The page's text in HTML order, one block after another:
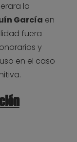
la
García en
fuera
y
en el caso